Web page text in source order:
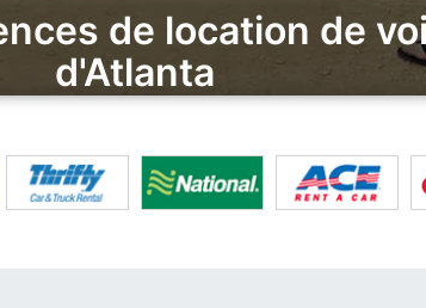
de location de
d'Atlanta